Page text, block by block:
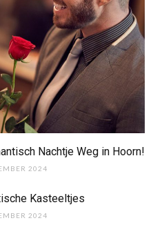
Nachtje Weg in Hoorn!
2024
Kasteeltjes
2024